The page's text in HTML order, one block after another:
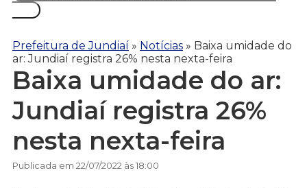
Prefeitura de Jundiaí » Notícias » Baixa umidade do
ar: Jundiaí registra 26% nesta nexta-feira
Baixa umidade do ar:
Jundiaí registra 26%
nesta nexta-feira
Publicada em 22/07/2022 às 18:00